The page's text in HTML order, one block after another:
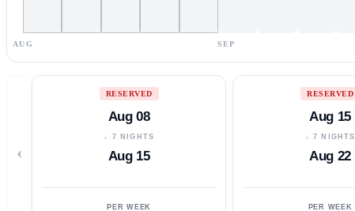
AUG SEP
‹
RESERVED
Aug 08
↓ 7 NIGHTS
Aug 15
PER WEEK
RESERVED
Aug 15
↓ 7 NIGHTS
Aug 22
PER WEEK